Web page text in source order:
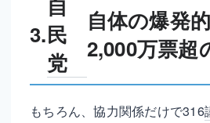
3.民
党
自体の爆発
2,000万票超
もちろん、協力関係だけで316